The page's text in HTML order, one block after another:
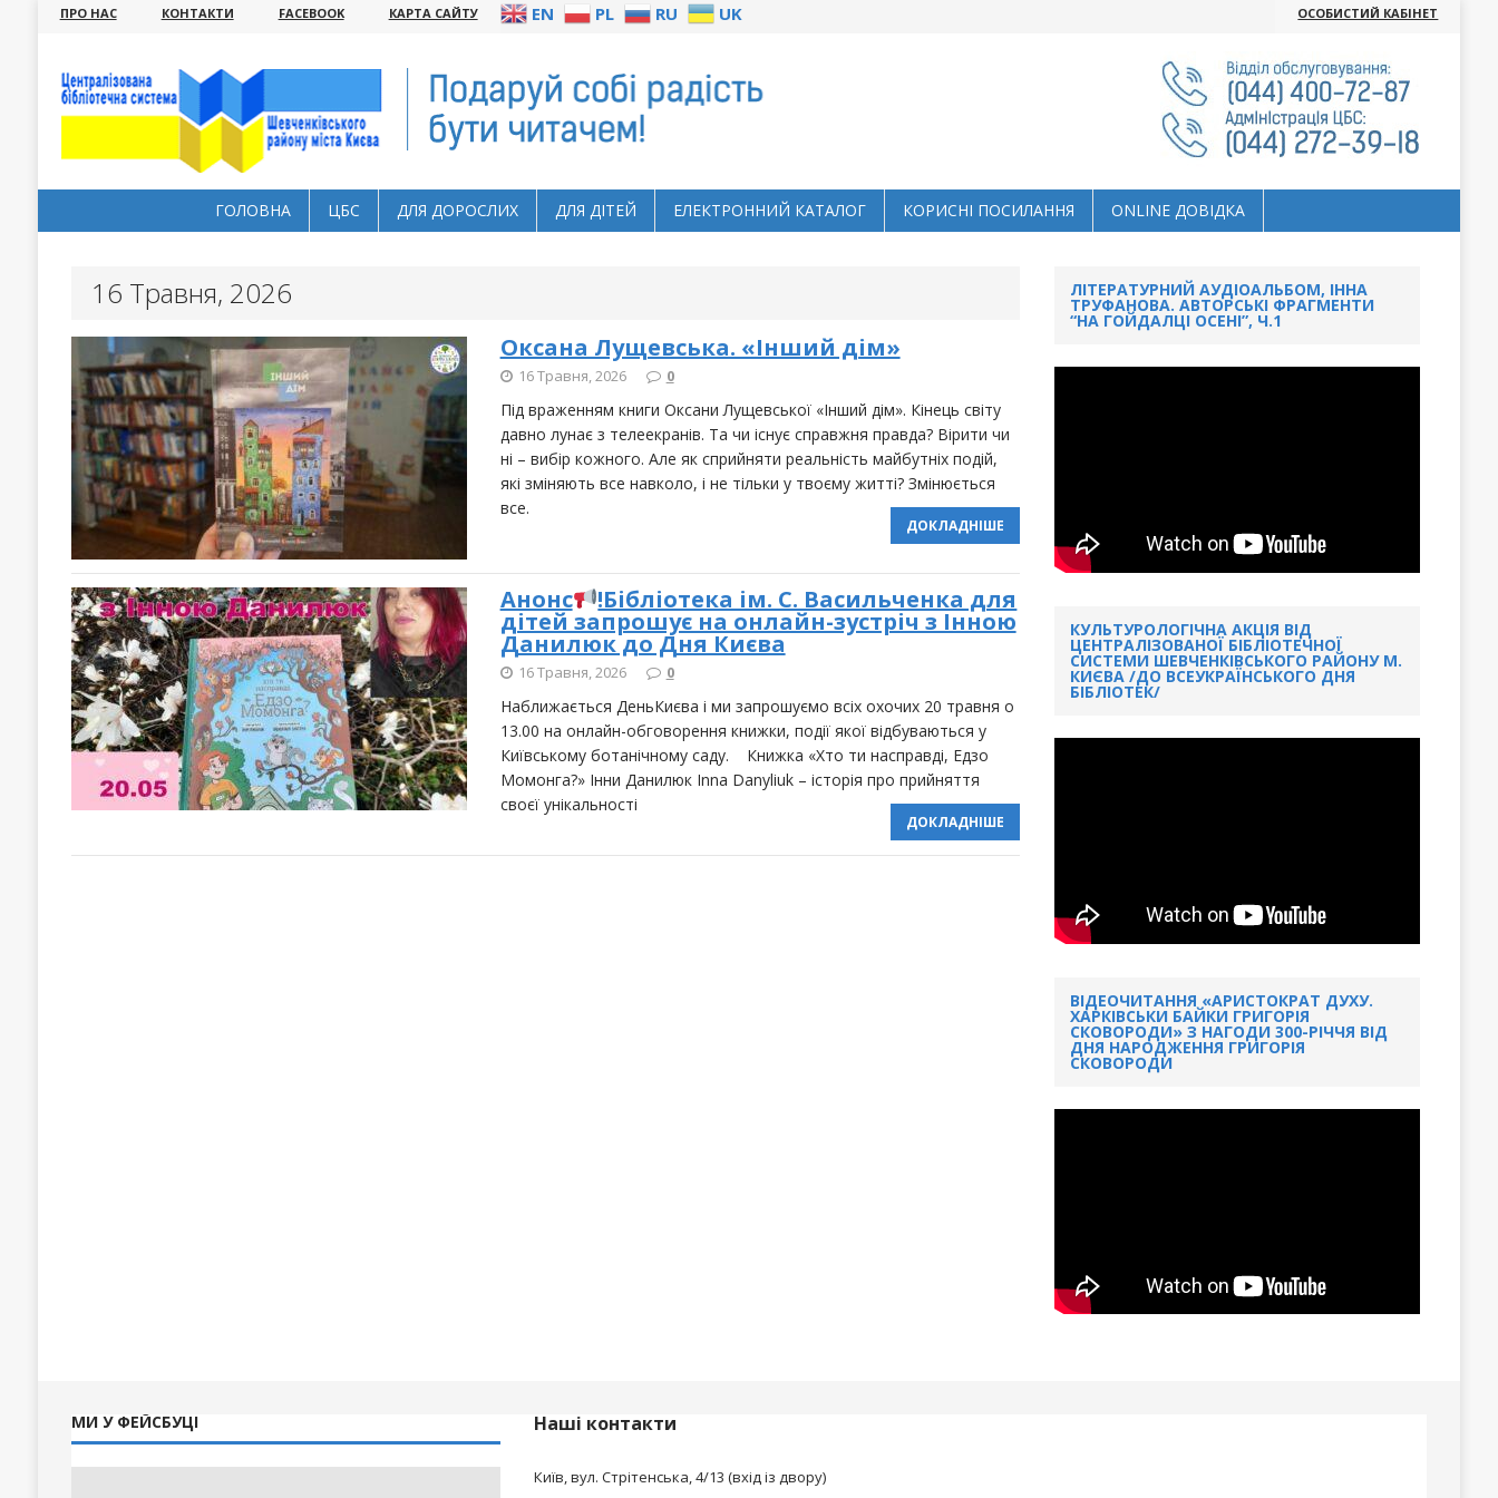
ПРО НАС КОНТАКТИ FACEBOOK КАРТА САЙТУ EN PL RU UK ОСОБИСТИЙ КАБІНЕТ
ГОЛОВНА ЦБС ДЛЯ ДОРОСЛИХ ДЛЯ ДІТЕЙ ЕЛЕКТРОННИЙ КАТАЛОГ КОРИСНІ ПОСИЛАННЯ ОNLINE ДОВІДКА
16 Травня, 2026
Оксана Лущевська. «Інший дім»
16 Травня, 2026 0
Під враженням книги Оксани Лущевської «Інший дім». Кінець світу
давно лунає з телеекранів. Та чи існує справжня правда? Вірити чи
ні – вибір кожного. Але як сприйняти реальність майбутніх подій,
які зміняють все навколо, і не тільки у твоєму житті? Змінюється
все.
ДОКЛАДНІШЕ
Анонс !Бібліотека ім. С. Васильченка для
дітей запрошує на онлайн-зустріч з Інною
Данилюк до Дня Києва
16 Травня, 2026 0
Наближається ДеньКиєва і ми запрошуємо всіх охочих 20 травня о
13.00 на онлайн-обговорення книжки, події якої відбуваються у
Київському ботанічному саду. Книжка «Хто ти насправді, Едзо
Момонга?» Інни Данилюк Inna Danyliuk – історія про прийняття
своєї унікальності
ДОКЛАДНІШЕ
ЛІТЕРАТУРНИЙ АУДІОАЛЬБОМ, ІННА
ТРУФАНОВА. АВТОРСЬКІ ФРАГМЕНТИ
“НА ГОЙДАЛЦІ ОСЕНІ”, Ч.1
КУЛЬТУРОЛОГІЧНА АКЦІЯ ВІД
ЦЕНТРАЛІЗОВАНОЇ БІБЛІОТЕЧНОЇ
СИСТЕМИ ШЕВЧЕНКІВСЬКОГО РАЙОНУ М.
КИЄВА /ДО ВСЕУКРАЇНСЬКОГО ДНЯ
БІБЛІОТЕК/
ВІДЕОЧИТАННЯ «АРИСТОКРАТ ДУХУ.
ХАРКІВСЬКИ БАЙКИ ГРИГОРІЯ
СКОВОРОДИ» З НАГОДИ 300-РІЧЧЯ ВІД
ДНЯ НАРОДЖЕННЯ ГРИГОРІЯ
СКОВОРОДИ
МИ У ФЕЙСБУЦІ Наші контакти
Київ, вул. Стрітенська, 4/13 (вхід із двору)